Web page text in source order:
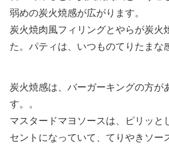
弱めの炭火焼感が広がります。
炭火焼肉風フィリングとやらが炭火
た。パティは、いつものてりたまな
炭火焼感は、バーガーキングの方が
す。。
マスタードマヨソースは、ピリッと
セントになっていて、てりやきソー